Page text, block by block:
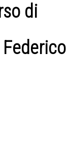
di
Federico